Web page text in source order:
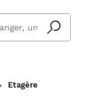
Etagère